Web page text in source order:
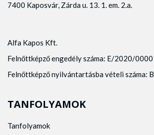
7400 Kaposvár, Zárda u. 13. 1. em. 2.a.
Alfa Kapos Kft.
Felnőttképző engedély száma: E/2020/
Felnőttképző nyilvántartásba vételi száma:
TANFOLYAMOK
Tanfolyamok